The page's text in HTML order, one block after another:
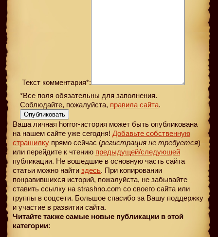
Текст комментария*:
*Все поля обязательны для заполнения.
Соблюдайте, пожалуйста, правила сайта.
Опубликовать
Ваша личная horror-история может быть опубликована
на нашем сайте уже сегодня! Добавьте собственную
страшилку прямо сейчас (регистрация не требуется)
или перейдите к чтению предыдущей/следующей
публикации. Не вошедшие в основную часть сайта
статьи можно найти здесь. При копировании
понравившихся историй, пожалуйста, не забывайте
ставить ссылку на strashno.com со своего сайта или
группы в соцсети. Большое спасибо за Вашу поддержку
и участие в развитии сайта.
Читайте также самые новые публикации в этой
категории: